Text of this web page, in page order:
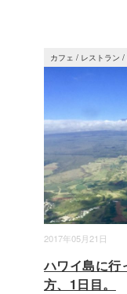
2017年05月21日
カフェ / レストラン /
ハワイ島に行
方、1日目。